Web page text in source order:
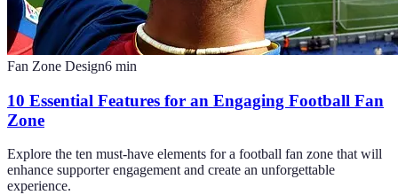
Fan Zone Design6 min
10 Essential Features for an Engaging Football Fan
Zone
Explore the ten must-have elements for a football fan zone that will
enhance supporter engagement and create an unforgettable
experience.